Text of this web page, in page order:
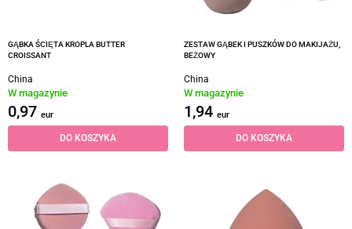
GĄBKA ŚCIĘTA KROPLA BUTTER
CROISSANT
China
W magazynie
0,97 eur
DO KOSZYKA
ZESTAW GĄBEK I PUSZKÓW DO MAKIJAŻU,
BEŻOWY
China
W magazynie
1,94 eur
DO KOSZYKA